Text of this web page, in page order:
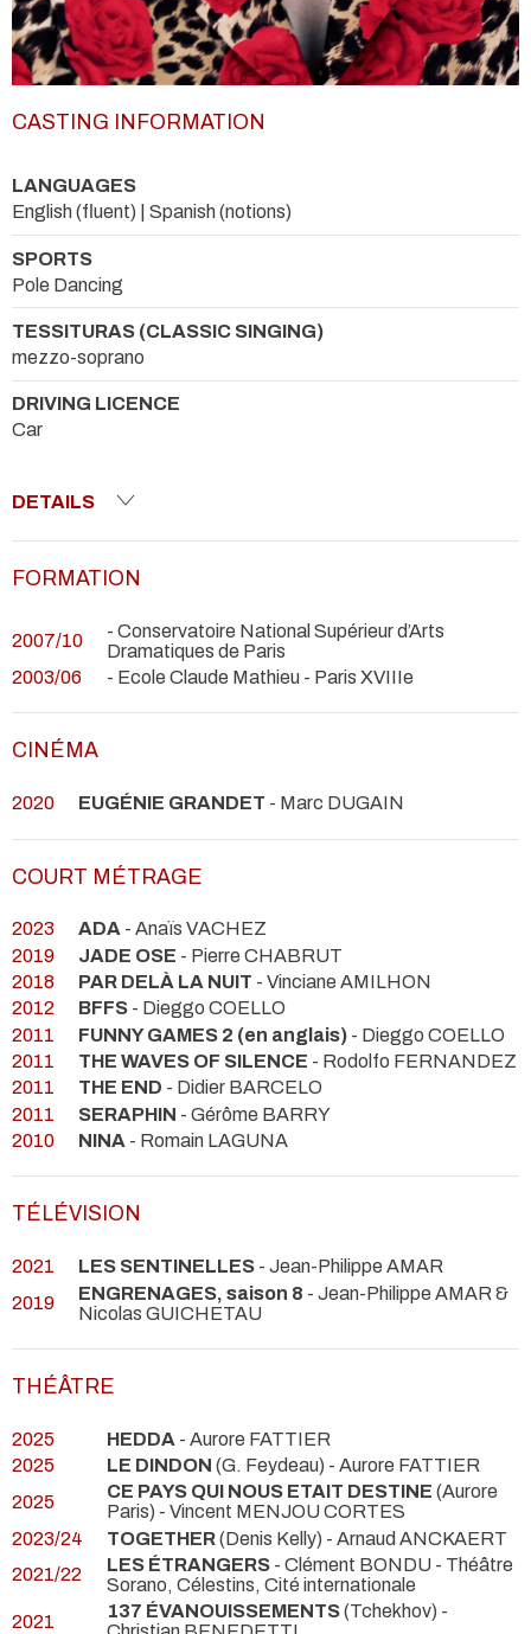
CASTING INFORMATION
LANGUAGES
English (fluent) | Spanish (notions)
SPORTS
Pole Dancing
TESSITURAS (CLASSIC SINGING)
mezzo-soprano
DRIVING LICENCE
Car
DETAILS
FORMATION
2007/10
- Conservatoire National Supérieur d’Arts
Dramatiques de Paris
2003/06
- Ecole Claude Mathieu - Paris XVIIIe
CINÉMA
2020 EUGÉNIE GRANDET - Marc DUGAIN
COURT MÉTRAGE
2023 ADA - Anaïs VACHEZ
2019
JADE OSE - Pierre CHABRUT
2018
PAR DELÀ LA NUIT - Vinciane AMILHON
2012
BFFS - Dieggo COELLO
2011
FUNNY GAMES 2 (en anglais) - Dieggo COELLO
2011
THE WAVES OF SILENCE - Rodolfo FERNANDEZ
2011
THE END - Didier BARCELO
2011
SERAPHIN - Gérôme BARRY
2010
NINA - Romain LAGUNA
TÉLÉVISION
2021 LES SENTINELLES - Jean-Philippe AMAR
2019
ENGRENAGES, saison 8 - Jean-Philippe AMAR &
Nicolas GUICHETAU
THÉÂTRE
2025 HEDDA - Aurore FATTIER
2025
LE DINDON (G. Feydeau) - Aurore FATTIER
2025
CE PAYS QUI NOUS ETAIT DESTINE (Aurore
Paris) - Vincent MENJOU CORTES
2023/24
TOGETHER(Denis Kelly) - Arnaud ANCKAERT
2021/22
LES ÉTRANGERS - Clément BONDU - Théâtre
Sorano, Célestins, Cité internationale
2021
137 ÉVANOUISSEMENTS(Tchekhov) -